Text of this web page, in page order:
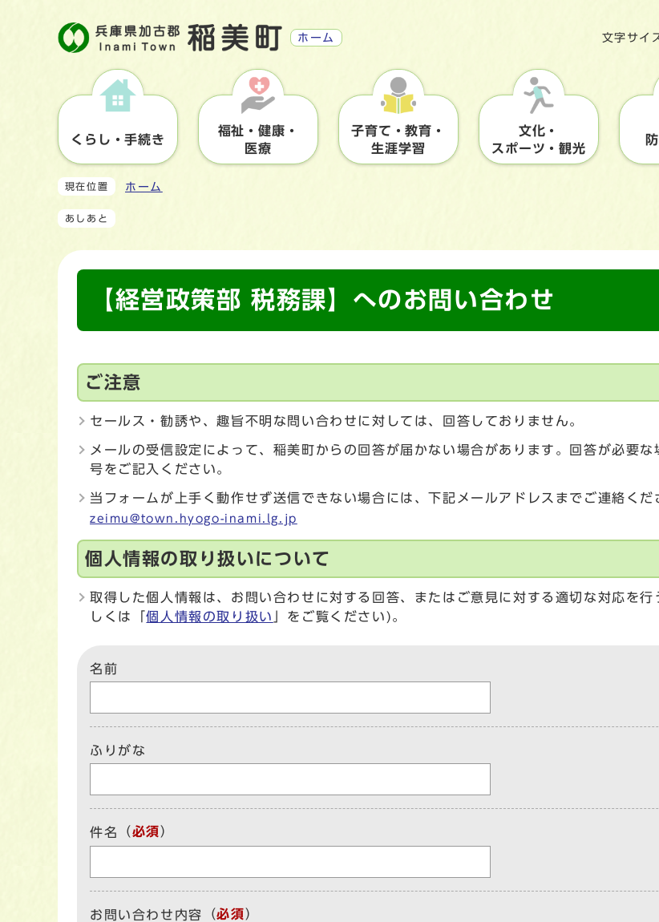
ホーム 文字サイ
くらし・手続き
福祉・健康・
医療
子育て・教育・
生涯学習
文化・
スポーツ・観光
現在位置 ホーム
あしあと
【経営政策部 税務課】へのお問い合わせ
ご注意
セールス・勧誘や、趣旨不明な問い合わせに対しては、回答しておりません。
メールの受信設定によって、稲美町からの回答が届かない場合があります。回答が必要
号をご記入ください。
当フォームが上手く動作せず送信できない場合には、下記メールアドレスまでご連絡くだ
zeimu@town.hyogo-inami.lg.jp
個人情報の取り扱いについて
取得した個人情報は、お問い合わせに対する回答、またはご意見に対する適切な対応を
しくは「個人情報の取り扱い 」をご覧ください)。
名前
ふりがな
件名 （必須）
お問い合わせ内容 （必須）